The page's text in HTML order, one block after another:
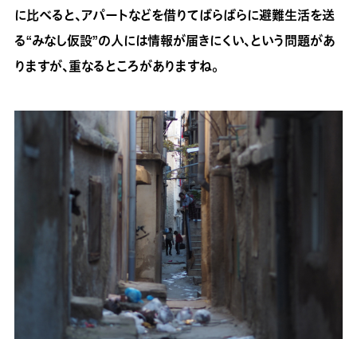
に比べると、アパートなどを借りてばらばらに避難生活を送
る“みなし仮設”の人には情報が届きにくい、という問題があ
りますが、重なるところがありますね。